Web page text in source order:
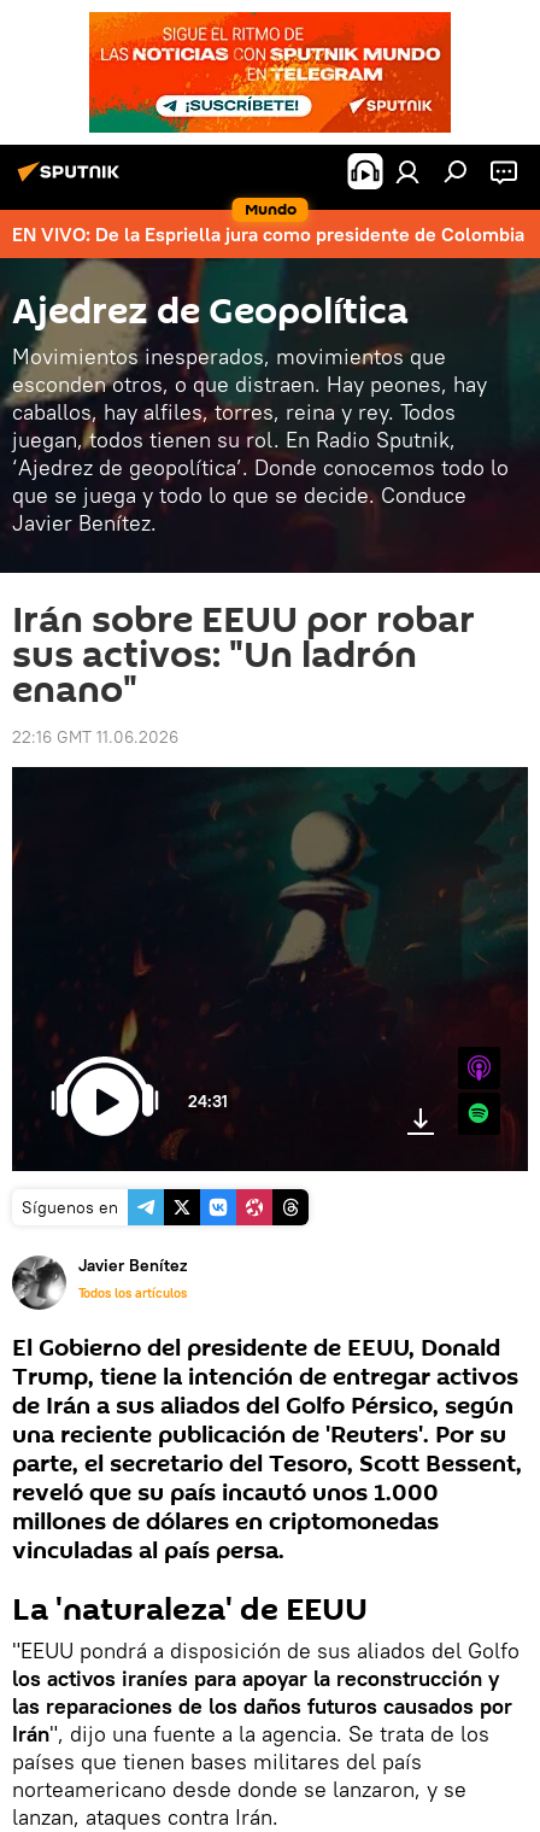
Mundo
EN VIVO: De la Espriella jura como presidente de Colombia
Ajedrez de Geopolítica
Movimientos inesperados, movimientos que
esconden otros, o que distraen. Hay peones, hay
caballos, hay alfiles, torres, reina y rey. Todos
juegan, todos tienen su rol. En Radio Sputnik,
‘Ajedrez de geopolítica’. Donde conocemos todo lo
que se juega y todo lo que se decide. Conduce
Javier Benítez.
Irán sobre EEUU por robar
sus activos: "Un ladrón
enano"
22:16 GMT 11.06.2026
24:31 Spotify
Síguenos en
Javier Benítez
Todos los artículos
El Gobierno del presidente de EEUU, Donald
Trump, tiene la intención de entregar activos
de Irán a sus aliados del Golfo Pérsico, según
una reciente publicación de 'Reuters'. Por su
parte, el secretario del Tesoro, Scott Bessent,
reveló que su país incautó unos 1.000
millones de dólares en criptomonedas
vinculadas al país persa.
La 'naturaleza' de EEUU
"EEUU pondrá a disposición de sus aliados del Golfo
los activos iraníes para apoyar la reconstrucción y
las reparaciones de los daños futuros causados por
Irán", dijo una fuente a la agencia. Se trata de los
países que tienen bases militares del país
norteamericano desde donde se lanzaron, y se
lanzan, ataques contra Irán.